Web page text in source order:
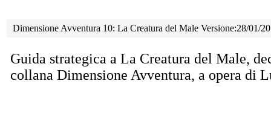
Dimensione Avventura 10: La Creatura del Male Versione:28/01/
Guida strategica a La Creatura del Male,
collana Dimensione Avventura, a opera di